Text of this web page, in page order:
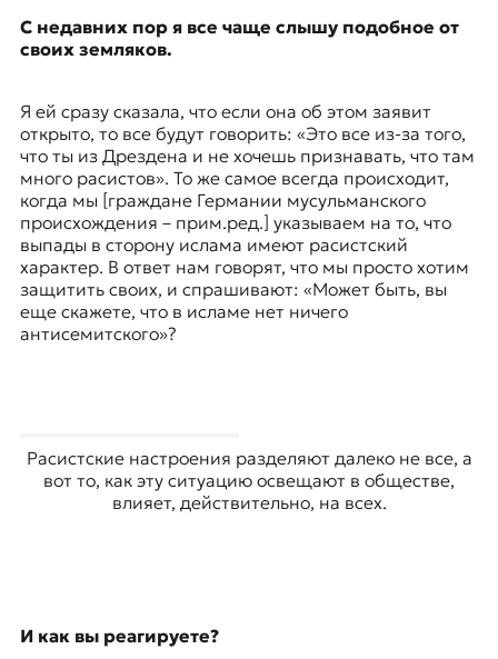
С недавних пор я все чаще слышу подобное от
своих земляков.
Я ей сразу сказала, что если она об этом заявит
открыто, то все будут говорить: «Это все из-за того,
что ты из Дрездена и не хочешь признавать, что там
много расистов». То же самое всегда происходит,
когда мы [граждане Германии мусульманского
происхождения – прим.ред.] указываем на то, что
выпады в сторону ислама имеют расистский
характер. В ответ нам говорят, что мы просто хотим
защитить своих, и спрашивают: «Может быть, вы
еще скажете, что в исламе нет ничего
антисемитского»?
Расистские настроения разделяют далеко не все, а
вот то, как эту ситуацию освещают в обществе,
влияет, действительно, на всех.
И как вы реагируете?